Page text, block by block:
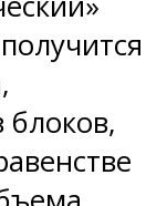
блоков,